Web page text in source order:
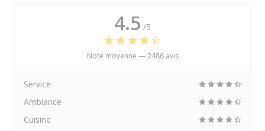
4.5 /5
Note moyenne —2486 avis
Service
Ambiance
Cuisine